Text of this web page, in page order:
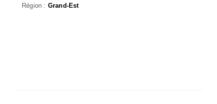
Région : Grand-Est